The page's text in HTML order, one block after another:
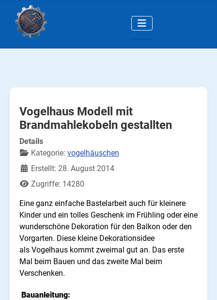
Vogelhaus Modell mit
Brandmahlekobeln gestallten
Details
Kategorie: vogelhäuschen
Erstellt: 28. August 2014
Zugriffe: 14280
Eine ganz einfache Bastelarbeit auch für kleinere
Kinder und ein tolles Geschenk im Frühling oder eine
wunderschöne Dekoration für den Balkon oder den
Vorgarten. Diese kleine Dekorationsidee
als Vogelhaus kommt zweimal gut an. Das erste
Mal beim Bauen und das zweite Mal beim
Verschenken.
Bauanleitung: